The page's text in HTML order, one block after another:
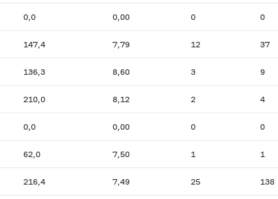
0,0 0,00 0 0
147,4 7,79 12 37
136,3 8,60 3 9
210,0 8,12 2 4
0,0 0,00 0 0
62,0 7,50 1 1
216,4 7,49 25 138